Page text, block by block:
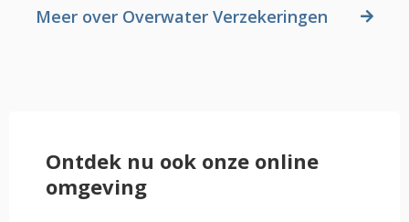
Meer over Overwater Verzekeringen
Ontdek nu ook onze online
omgeving